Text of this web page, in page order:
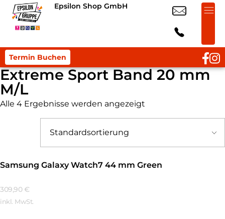
Epsilon Shop GmbH
Termin Buchen
Extreme Sport Band 20 mm
M/L
Alle 4 Ergebnisse werden angezeigt
Samsung Galaxy Watch7 44 mm Green
309,90 €
inkl. MwSt.